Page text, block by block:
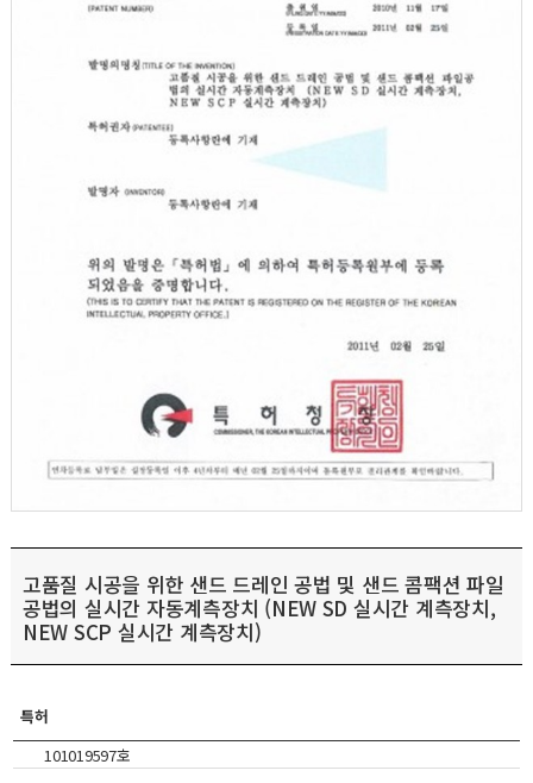
고품질 시공을 위한 샌드 드레인 공법 및 샌드 콤팩션 파일
공법의 실시간 자동계측장치 (NEW SD 실시간 계측장치,
NEW SCP 실시간 계측장치)
특허
101019597호